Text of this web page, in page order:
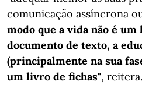
comunicação assíncrona
modo que a vida não é
documento de texto, a
(principalmente na sua
um livro de fichas", reitera.